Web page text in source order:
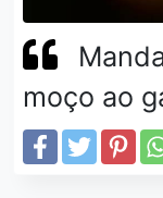
moço ao